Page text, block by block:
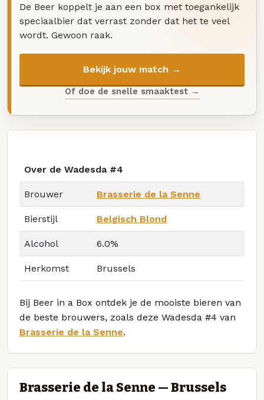
De Beer koppelt je aan een box met toegankelijk
speciaalbier dat verrast zonder dat het te veel
wordt. Gewoon raak.
Bekijk jouw match →
Of doe de snelle smaaktest →
Over de Wadesda #4
Brouwer Brasserie de la Senne
Bierstijl Belgisch Blond
Alcohol 6.0%
Herkomst Brussels
Bij Beer in a Box ontdek je de mooiste bieren van
de beste brouwers, zoals deze Wadesda #4 van
Brasserie de la Senne.
Brasserie de la Senne — Brussels